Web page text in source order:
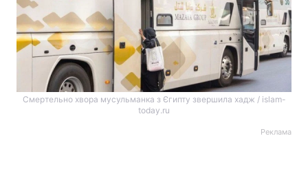
Смертельно хвора мусульманка з Єгипту звершила хадж / islam-
today.ru
Реклама